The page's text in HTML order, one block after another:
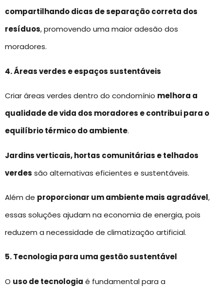
compartilhando dicas de separação correta dos
resíduos, promovendo uma maior adesão dos
moradores.
4. Áreas verdes e espaços sustentáveis
Criar áreas verdes dentro do condomínio melhora a
qualidade de vida dos moradores e contribui para o
equilíbrio térmico do ambiente.
Jardins verticais, hortas comunitárias e telhados
verdes são alternativas eficientes e sustentáveis.
Além de proporcionar um ambiente mais agradável,
essas soluções ajudam na economia de energia, pois
reduzem a necessidade de climatização artificial.
5. Tecnologia para uma gestão sustentável
O uso de tecnologia é fundamental para a